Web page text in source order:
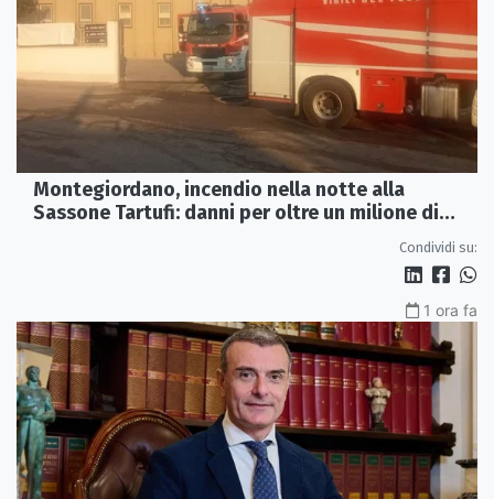
Montegiordano, incendio nella notte alla
Sassone Tartufi: danni per oltre un milione di
Condividi su:
1 ora fa